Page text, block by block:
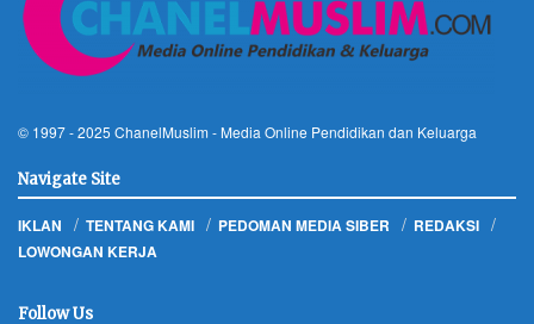
© 1997 - 2025 ChanelMuslim - Media Online Pendidikan dan Keluarga
Navigate Site
IKLAN TENTANG KAMI PEDOMAN MEDIA SIBER
REDAKSI
LOWONGAN KERJA
Follow Us